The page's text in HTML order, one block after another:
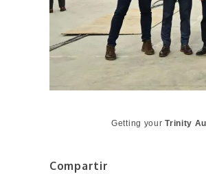
Getting yourTrinity
Compartir